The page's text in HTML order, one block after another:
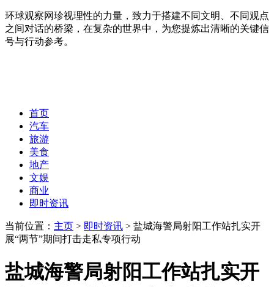
环球观察网珍视理性的力量，致力于搭建不同文明、不同观点
之间对话的桥梁，在复杂的世界中，为您提炼出清晰的关键信
号与行动参考。
首页
汽车
旅游
美食
地产
文娱
商业
即时资讯
当前位置： 主页 > 即时资讯 > 盐城海警局射阳工作站扎实开
展“两节”期间打击走私专项行动
盐城海警局射阳工作站扎实开